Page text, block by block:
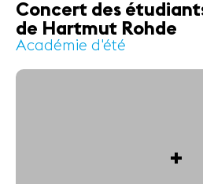
Concert des
de Hartmut Rohde
Académie d'été
+